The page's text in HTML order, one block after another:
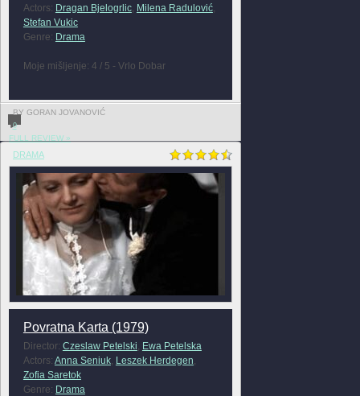
Actors: Dragan Bjelogrlic, Milena Radulović,
Stefan Vukic
Genre: Drama
Moje mišljenje: 4 / 5 - Vrlo Dobar
BY GORAN JOVANOVIĆ
0
FULL REVIEW »
DRAMA
Povratna Karta (1979)
Director: Czeslaw Petelski, Ewa Petelska
Actors: Anna Seniuk, Leszek Herdegen,
Zofia Saretok
Genre: Drama